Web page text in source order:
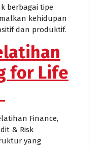
berbagai tipe
kehidupan
dan produktif.
for Life
Finance,
& Risk
yang